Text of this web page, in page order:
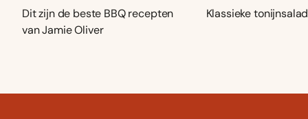
Dit zijn de beste BBQ recepten
van Jamie Oliver
Klassieke